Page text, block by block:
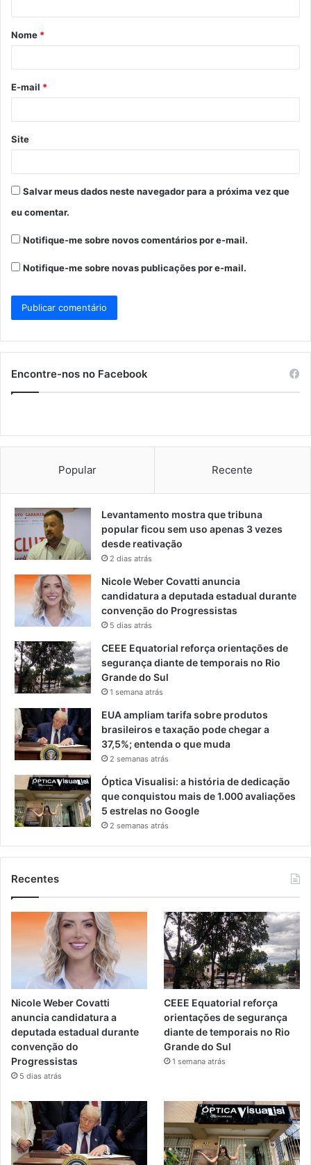
á
r
*
Nome *
E-mail *
Site
Salvar meus dados neste navegador para a próxima vez que
eu comentar.
Notifique-me sobre novos comentários por e-mail.
Notifique-me sobre novas publicações por e-mail.
Encontre-nos no Facebook
Popular Recente
Levantamento mostra que tribuna
popular ficou sem uso apenas 3 vezes
desde reativação
2 dias atrás
Nicole Weber Covatti anuncia
candidatura a deputada estadual durante
convenção do Progressistas
5 dias atrás
CEEE Equatorial reforça orientações de
segurança diante de temporais no Rio
Grande do Sul
1 semana atrás
EUA ampliam tarifa sobre produtos
brasileiros e taxação pode chegar a
37,5%; entenda o que muda
2 semanas atrás
Óptica Visualisi: a história de dedicação
que conquistou mais de 1.000 avaliações
5 estrelas no Google
2 semanas atrás
Recentes
Nicole Weber Covatti
anuncia candidatura a
deputada estadual durante
convenção do
Progressistas
5 dias atrás
CEEE Equatorial reforça
orientações de segurança
diante de temporais no Rio
Grande do Sul
1 semana atrás